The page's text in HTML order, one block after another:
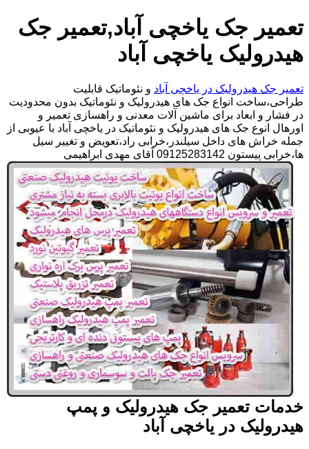
تعمیر جک یاخچی آباد,تعمیر جک
هیدرولیک یاخچی آباد
تعمیر جک هیدرولیک در یاخچی آباد و نئوماتیک قابلیت
طراحی،ساخت انواع جک های هیدرولیک و نئوماتیک بدون محدودیت
در فشار و ابعاد برای ماشین آلات معدنی و راهسازی تعمیر و
اورهال انوع جک های هیدرولیک و نئوماتیک در یاخچی آباد با عیوبی از
جمله خراش های داخل سیلندر،خرابی راد،تعویض و تغییر سیل
ها،خرابی پیستون 09125283142 آقای مهدی ابراهیمی
خدمات تعمیر جک هیدرولیک و پمپ
هیدرولیک در یاخچی آباد